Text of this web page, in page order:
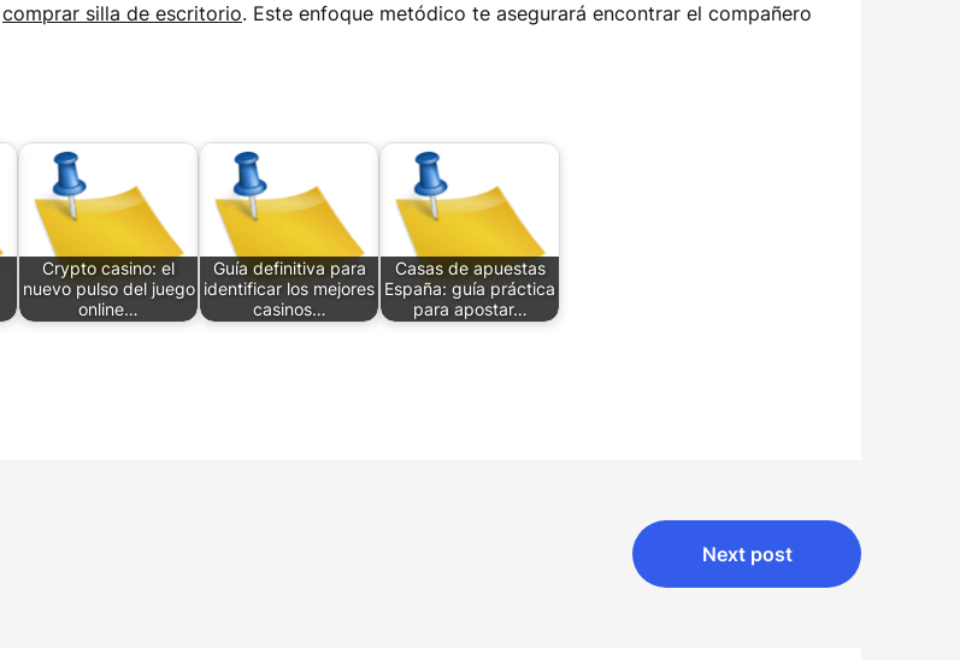
comprar silla de escritorio. Este enfoque metódico te asegurará encontrar el compañero
Crypto casino: el
nuevo pulso del juego
online…
Guía definitiva para
identificar los mejores
casinos…
Casas de apuestas
España: guía práctica
para apostar…
Next post